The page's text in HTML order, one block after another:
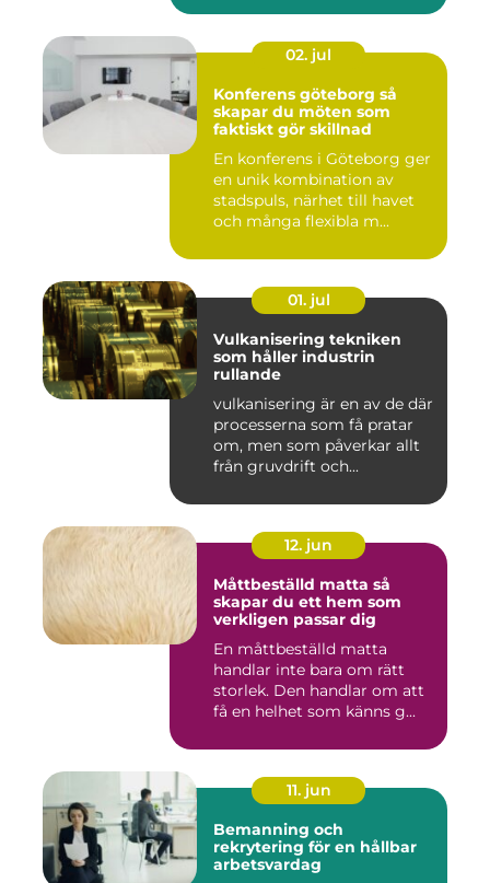
02. jul
Konferens göteborg så
skapar du möten som
faktiskt gör skillnad
En konferens i Göteborg ger
en unik kombination av
stadspuls, närhet till havet
och många flexibla m...
01. jul
Vulkanisering tekniken
som håller industrin
rullande
vulkanisering är en av de där
processerna som få pratar
om, men som påverkar allt
från gruvdrift och...
12. jun
Måttbeställd matta så
skapar du ett hem som
verkligen passar dig
En måttbeställd matta
handlar inte bara om rätt
storlek. Den handlar om att
få en helhet som känns g...
11. jun
Bemanning och
rekrytering för en hållbar
arbetsvardag